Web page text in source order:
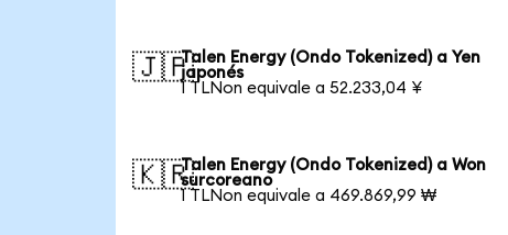
🇯🇵Talen Energy (Ondo Tokenized) a Yen
japonés
1 TLNon equivale a 52.233,04 ¥
🇰🇷Talen Energy (Ondo Tokenized) a Won
surcoreano
1 TLNon equivale a 469.869,99 ₩